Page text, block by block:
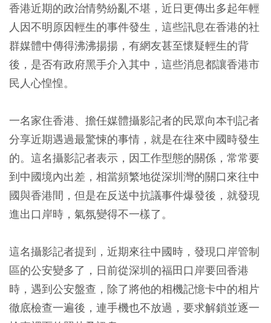
香港近期的政治情勢紛亂不堪，近日更傳出多起年輕
人因不明原因輕生的事件發生，這些訊息在香港的社
群媒體中傳得沸沸揚揚，有網友甚至懷疑輕生的背
後，是否有政府黑手介入其中，這些消息都讓香港市
民人心惶惶。
一名家住香港、擔任媒體攝影記者的民眾向本刊記者
分享近期遇過最驚悚的事情，就是在往來中國時發生
的。這名攝影記者表示，因工作型態的關係，常常要
到中國境內出差，相當頻繁地從深圳灣的關口來往中
國與香港間，但是在反送中抗議事件爆發後，就發現
進出口岸時，氣氛變得不一樣了。
這名攝影記者提到，近期來往中國時，發現口岸管制
區的公安變多了，日前從深圳的福田口岸要回香港
時，遇到公安盤查，除了將他的相機記憶卡中的相片
徹底檢查一遍後，連手機也不放過，要求解鎖並逐一